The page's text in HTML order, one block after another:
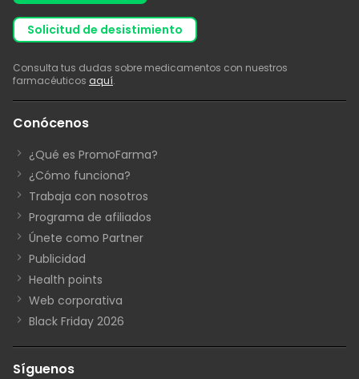
solicitud de desistimiento
Consulta tus dudas sobre medicamentos con nuestros
farmacéuticos aquí.
Conócenos
¿Qué es PromoFarma?
¿Cómo funciona?
Trabaja con nosotros
Programa de afiliados
Únete como Partner
Publicidad
Health points
Web corporativa
Black Friday 2026
Síguenos